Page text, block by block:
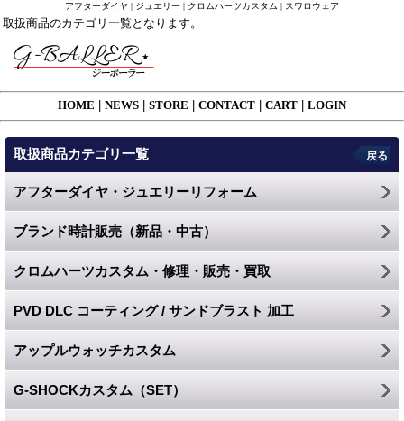
アフターダイヤ | ジュエリー | クロムハーツカスタム | スワロウェア
取扱商品のカテゴリ一覧となります。
HOME NEWS STORE CONTACT CART LOGIN
取扱商品カテゴリ一覧 戻る
アフターダイヤ・ジュエリーリフォーム
ブランド時計販売（新品・中古）
クロムハーツカスタム・修理・販売・買取
PVD DLC コーティング / サンドブラスト 加工
アップルウォッチカスタム
G-SHOCKカスタム（SET）